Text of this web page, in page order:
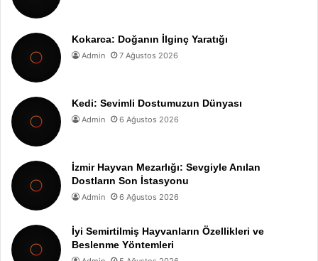
Kokarca: Doğanın İlginç Yaratığı
Admin 7 Ağustos 2026
Kedi: Sevimli Dostumuzun Dünyası
Admin 6 Ağustos 2026
İzmir Hayvan Mezarlığı: Sevgiyle Anılan
Dostların Son İstasyonu
Admin 6 Ağustos 2026
İyi Semirtilmiş Hayvanların Özellikleri ve
Beslenme Yöntemleri